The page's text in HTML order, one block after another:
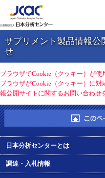
サプリメント製品情報
せ
ブラウザでCookie（クッキー）が使
ブラウザがCookie（クッキー）に
報公開サイトに関するお問い合わせ
日本分析センターとは
調達・入札情報